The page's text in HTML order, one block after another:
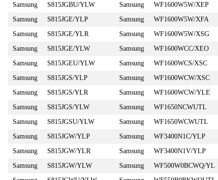
Samsung
S815JGBU/YLW Samsung
WF1600W5W/XEP
Samsung
S815JGE/YLP Samsung
WF1600W5W/XFA
Samsung
S815JGE/YLR Samsung
WF1600W5W/XSG
Samsung
S815JGE/YLW Samsung
WF1600WCC/XEO
Samsung
S815JGEU/YLW Samsung
WF1600WCS/XSC
Samsung
S815JGS/YLP Samsung
WF1600WCW/XSC
Samsung
S815JGS/YLR Samsung
WF1600WCW/YLE
Samsung
S815JGS/YLW Samsung
WF1650NCWUTL
Samsung
S815JGSU/YLW Samsung
WF1650WCWUTL
Samsung
S815JGW/YLP Samsung
WF3400N1C/YLP
Samsung
S815JGW/YLR Samsung
WF3400N1V/YLP
Samsung
S815JGW/YLW Samsung
WF500W0BCWQ/YL